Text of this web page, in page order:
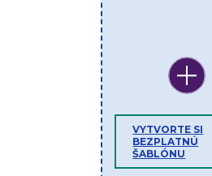
VYTVORTE SI
BEZPLATNÚ
ŠABLÓNU